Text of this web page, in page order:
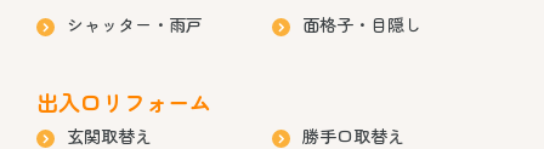
シャッター・雨戸
面格子・目隠し
出入口リフォーム
玄関取替え 勝手口取替え